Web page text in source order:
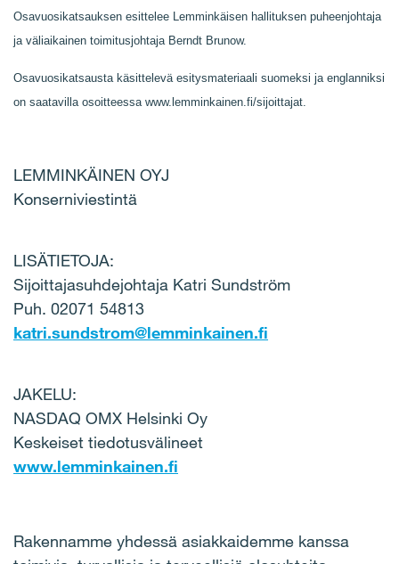
Osavuosikatsauksen esittelee Lemminkäisen hallituksen puheenjohtaja
ja väliaikainen toimitusjohtaja Berndt Brunow.
Osavuosikatsausta käsittelevä esitysmateriaali suomeksi ja englanniksi
on saatavilla osoitteessa www.lemminkainen.fi/sijoittajat.
LEMMINKÄINEN OYJ
Konserniviestintä
LISÄTIETOJA:
Sijoittajasuhdejohtaja Katri Sundström
Puh. 02071 54813
katri.sundstrom@lemminkainen.fi
JAKELU:
NASDAQ OMX Helsinki Oy
Keskeiset tiedotusvälineet
www.lemminkainen.fi
Rakennamme yhdessä asiakkaidemme kanssa